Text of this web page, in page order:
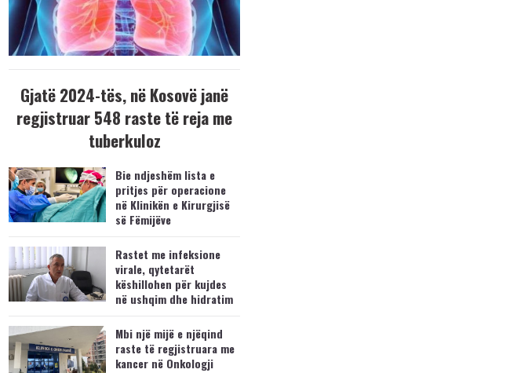
Gjatë 2024-tës, në Kosovë janë
regjistruar 548 raste të reja me
tuberkuloz
Bie ndjeshëm lista e
pritjes për operacione
në Klinikën e Kirurgjisë
së Fëmijëve
Rastet me infeksione
virale, qytetarët
këshillohen për kujdes
në ushqim dhe hidratim
Mbi një mijë e njëqind
raste të regjistruara me
kancer në Onkologji